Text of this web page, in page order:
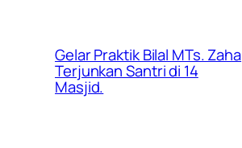
Gelar Praktik Bilal MTs. Zaha
Terjunkan Santri di 14
Masjid.